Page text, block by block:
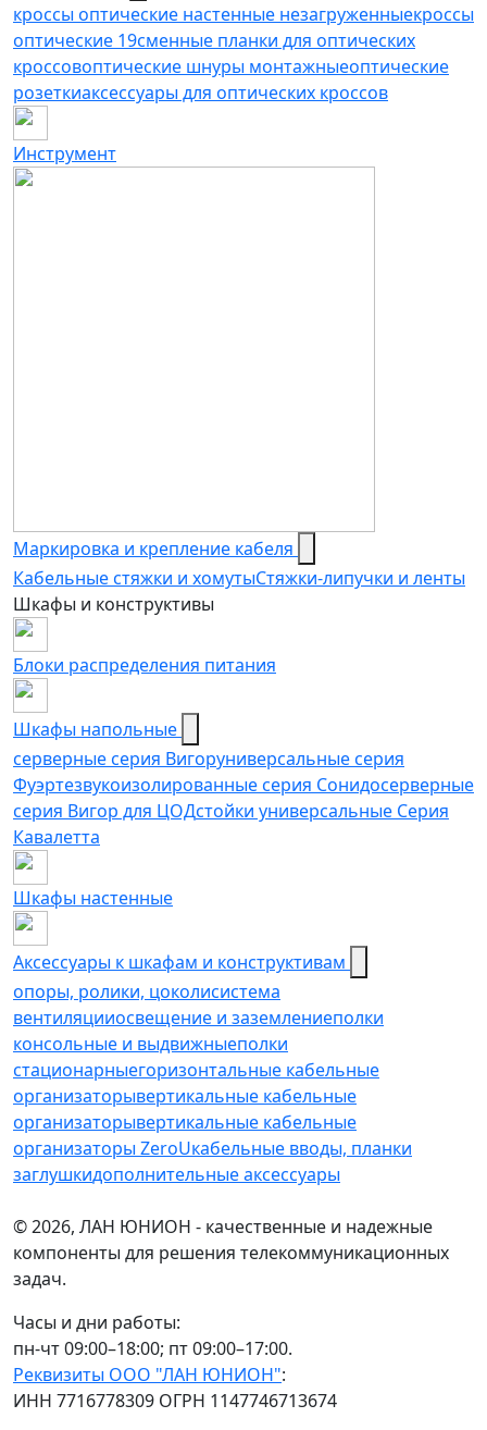
кроссы оптические настенные незагруженныекроссы
оптические 19сменные планки для оптических
кроссовоптические шнуры монтажныеоптические
розеткиаксессуары для оптических кроссов
Инструмент
Маркировка и крепление кабеля
Кабельные стяжки и хомутыСтяжки-липучки и ленты
Шкафы и конструктивы
Блоки распределения питания
Шкафы напольные
серверные серия Вигоруниверсальные серия
Фуэртезвукоизолированные серия Сонидосерверные
серия Вигор для ЦОДстойки универсальные Серия
Кавалетта
Шкафы настенные
Аксессуары к шкафам и конструктивам
опоры, ролики, цоколиcистема
вентиляцииосвещение и заземлениеполки
консольные и выдвижныеполки
стационарныегоризонтальные кабельные
организаторывертикальные кабельные
организаторывертикальные кабельные
организаторы ZeroUкабельные вводы, планки
заглушкидополнительные аксессуары
© 2026, ЛАН ЮНИОН - качественные и надежные
компоненты для решения телекоммуникационных
задач.
Часы и дни работы:
пн-чт 09:00–18:00; пт 09:00–17:00.
Реквизиты ООО "ЛАН ЮНИОН":
ИНН 7716778309 ОГРН 1147746713674